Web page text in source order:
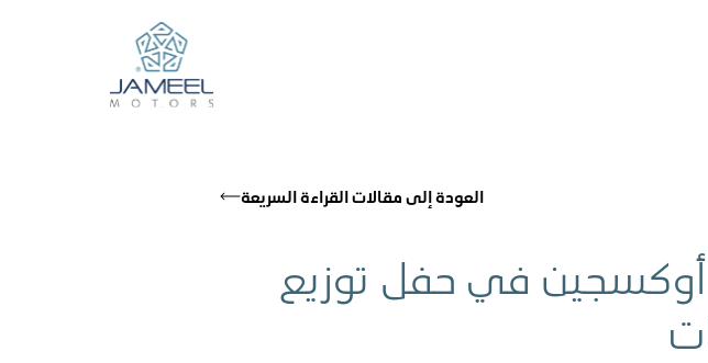
العودة إلى مقالات القراءة السريعة
أوكسجين في حفل توزيع